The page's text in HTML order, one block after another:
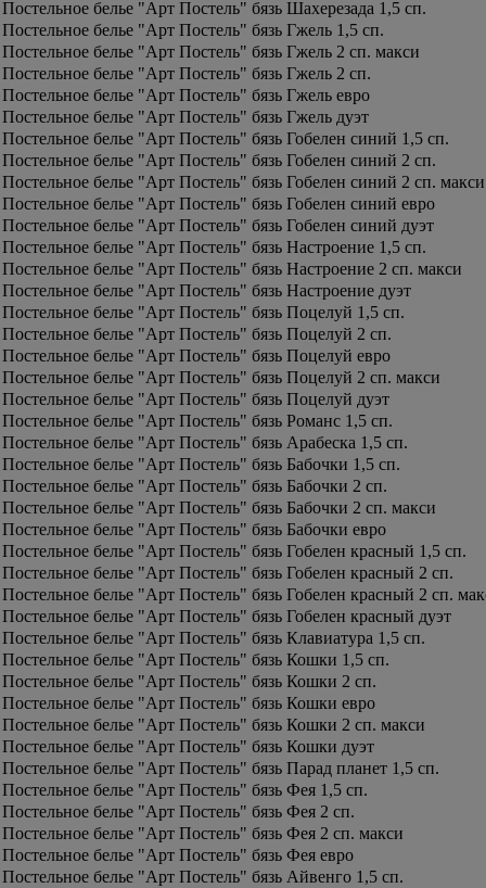
Постельное белье "Арт Постель" бязь Шахерезада 1,5 сп.
Постельное белье "Арт Постель" бязь Гжель 1,5 сп.
Постельное белье "Арт Постель" бязь Гжель 2 сп. макси
Постельное белье "Арт Постель" бязь Гжель 2 сп.
Постельное белье "Арт Постель" бязь Гжель евро
Постельное белье "Арт Постель" бязь Гжель дуэт
Постельное белье "Арт Постель" бязь Гобелен синий 1,5 сп.
Постельное белье "Арт Постель" бязь Гобелен синий 2 сп.
Постельное белье "Арт Постель" бязь Гобелен синий 2 сп. макси
Постельное белье "Арт Постель" бязь Гобелен синий евро
Постельное белье "Арт Постель" бязь Гобелен синий дуэт
Постельное белье "Арт Постель" бязь Настроение 1,5 сп.
Постельное белье "Арт Постель" бязь Настроение 2 сп. макси
Постельное белье "Арт Постель" бязь Настроение дуэт
Постельное белье "Арт Постель" бязь Поцелуй 1,5 сп.
Постельное белье "Арт Постель" бязь Поцелуй 2 сп.
Постельное белье "Арт Постель" бязь Поцелуй евро
Постельное белье "Арт Постель" бязь Поцелуй 2 сп. макси
Постельное белье "Арт Постель" бязь Поцелуй дуэт
Постельное белье "Арт Постель" бязь Романс 1,5 сп.
Постельное белье "Арт Постель" бязь Арабеска 1,5 сп.
Постельное белье "Арт Постель" бязь Бабочки 1,5 сп.
Постельное белье "Арт Постель" бязь Бабочки 2 сп.
Постельное белье "Арт Постель" бязь Бабочки 2 сп. макси
Постельное белье "Арт Постель" бязь Бабочки евро
Постельное белье "Арт Постель" бязь Гобелен красный 1,5 сп.
Постельное белье "Арт Постель" бязь Гобелен красный 2 сп.
Постельное белье "Арт Постель" бязь Гобелен красный 2 сп.
Постельное белье "Арт Постель" бязь Гобелен красный дуэт
Постельное белье "Арт Постель" бязь Клавиатура 1,5 сп.
Постельное белье "Арт Постель" бязь Кошки 1,5 сп.
Постельное белье "Арт Постель" бязь Кошки 2 сп.
Постельное белье "Арт Постель" бязь Кошки евро
Постельное белье "Арт Постель" бязь Кошки 2 сп. макси
Постельное белье "Арт Постель" бязь Кошки дуэт
Постельное белье "Арт Постель" бязь Парад планет 1,5 сп.
Постельное белье "Арт Постель" бязь Фея 1,5 сп.
Постельное белье "Арт Постель" бязь Фея 2 сп.
Постельное белье "Арт Постель" бязь Фея 2 сп. макси
Постельное белье "Арт Постель" бязь Фея евро
Постельное белье "Арт Постель" бязь Айвенго 1,5 сп.